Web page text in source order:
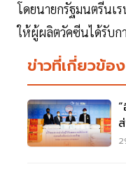
โดยนายกรัฐมนตรีนเ
ให้ผู้ผลิตวัคซีนได้รับก
ข่าวที่เกี่ยวข้อง